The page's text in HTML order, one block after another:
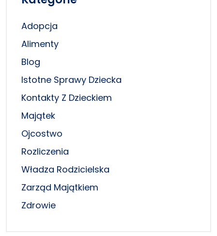
Adopcja
Alimenty
Blog
Istotne Sprawy Dziecka
Kontakty Z Dzieckiem
Majątek
Ojcostwo
Rozliczenia
Władza Rodzicielska
Zarząd Majątkiem
Zdrowie